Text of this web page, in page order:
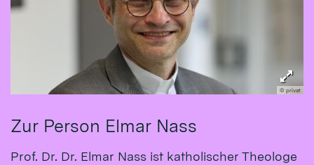
© privat
Zur Person Elmar Nass
Prof. Dr. Dr. Elmar Nass ist katholischer Theologe